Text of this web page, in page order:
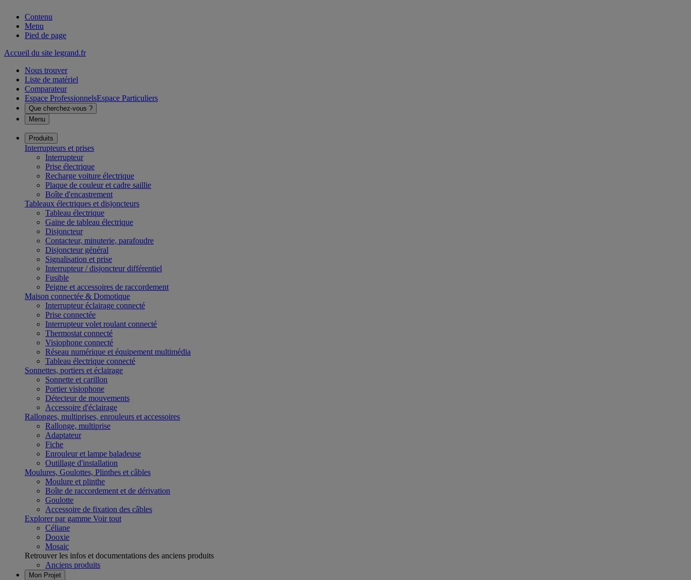
Contenu
Menu
Pied de page
Accueil du site legrand.fr
Nous trouver
Liste de matériel
Comparateur
Espace ProfessionnelsEspace Particuliers
Que cherchez-vous ?
Menu
Produits
Interrupteurs et prises
Interrupteur
Prise électrique
Recharge voiture électrique
Plaque de couleur et cadre saillie
Boîte d'encastrement
Tableaux électriques et disjoncteurs
Tableau électrique
Gaine de tableau électrique
Disjoncteur
Contacteur, minuterie, parafoudre
Disjoncteur général
Signalisation et prise
Interrupteur / disjoncteur différentiel
Fusible
Peigne et accessoires de raccordement
Maison connectée & Domotique
Interrupteur éclairage connecté
Prise connectée
Interrupteur volet roulant connecté
Thermostat connecté
Visiophone connecté
Réseau numérique et équipement multimédia
Tableau électrique connecté
Sonnettes, portiers et éclairage
Sonnette et carillon
Portier visiophone
Détecteur de mouvements
Accessoire d'éclairage
Rallonges, multiprises, enrouleurs et accessoires
Rallonge, multiprise
Adaptateur
Fiche
Enrouleur et lampe baladeuse
Outillage d'installation
Moulures, Goulottes, Plinthes et câbles
Moulure et plinthe
Boîte de raccordement et de dérivation
Goulotte
Accessoire de fixation des câbles
Explorer par gamme Voir tout
Céliane
Dooxie
Mosaic
Retrouver les infos et documentations des anciens produits
Anciens produits
Mon Projet